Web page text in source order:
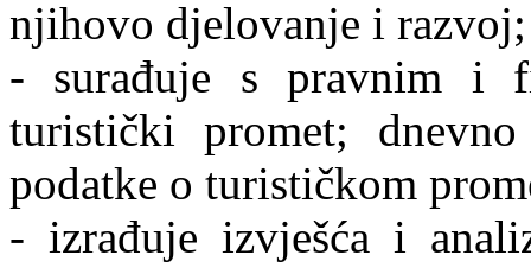
njihovo djelovanje i razvoj;
- surađuje s pravnim i
turistički promet;
podatke o turističkom
- izrađuje izvješća i